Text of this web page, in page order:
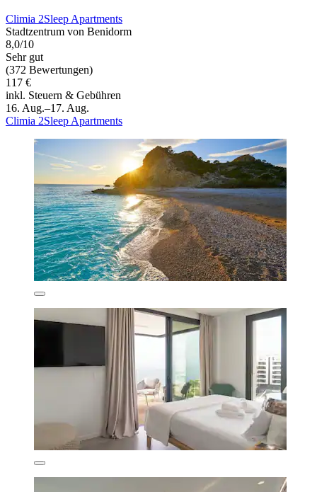
Climia 2Sleep Apartments
Stadtzentrum von Benidorm
8,0/10
Sehr gut
(372 Bewertungen)
117 €
inkl. Steuern & Gebühren
16. Aug.–17. Aug.
Climia 2Sleep Apartments